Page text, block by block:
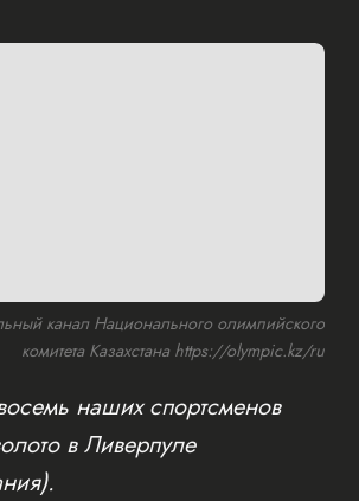
канал Национального олимпийского
комитета Казахстана https://olympic.kz/ru
наших спортсменов
в Ливерпуле